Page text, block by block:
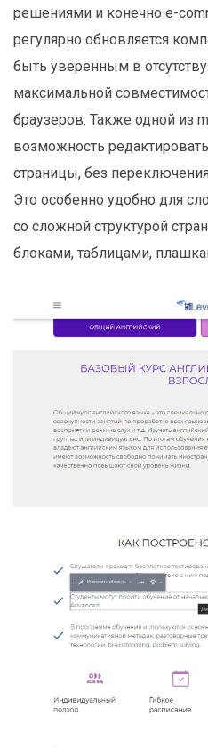
решениями и конечно e-
регулярно обновляется
быть уверенным в
максимальной
браузеров. Также одной из
возможность
страницы, без
Это особенно удобно для
со сложной структурой
блоками, таблицами,